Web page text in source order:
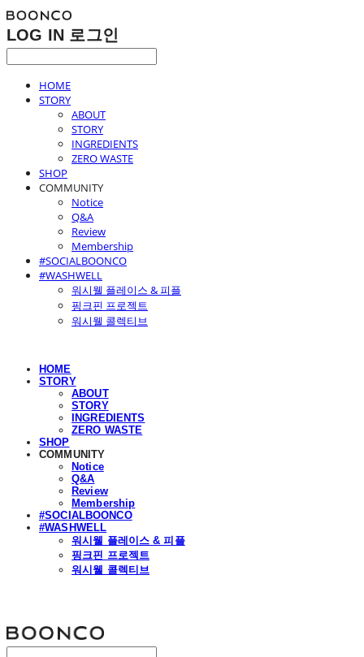
LOG IN 로그인
HOME
STORY
ABOUT
STORY
INGREDIENTS
ZERO WASTE
SHOP
COMMUNITY
Notice
Q&A
Review
Membership
#SOCIALBOONCO
#WASHWELL
워시웰 플레이스 & 피플
핑크핀 프로젝트
워시웰 콜렉티브
HOME
STORY
ABOUT
STORY
INGREDIENTS
ZERO WASTE
SHOP
COMMUNITY
Notice
Q&A
Review
Membership
#SOCIALBOONCO
#WASHWELL
워시웰 플레이스 & 피플
핑크핀 프로젝트
워시웰 콜렉티브